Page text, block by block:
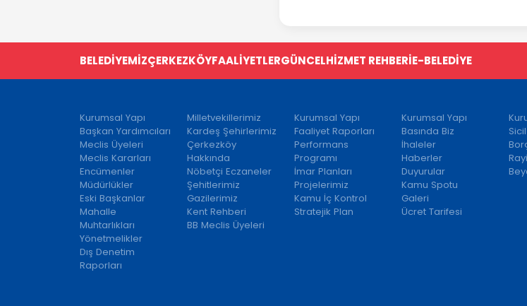
BELEDİYEMİZÇERKEZKÖYFAALİYETLERGÜNCELHİZMET REHBERİE-BELEDİYE
Kurumsal Yapı
Başkan Yardımcıları
Meclis Üyeleri
Meclis Kararları
Encümenler
Müdürlükler
Eski Başkanlar
Mahalle
Muhtarlıkları
Yönetmelikler
Dış Denetim
Raporları
Milletvekillerimiz
Kardeş Şehirlerimiz
Çerkezköy
Hakkında
Nöbetçi Eczaneler
Şehitlerimiz
Gazilerimiz
Kent Rehberi
BB Meclis Üyeleri
Kurumsal Yapı
Faaliyet Raporları
Performans
Programı
İmar Planları
Projelerimiz
Kamu İç Kontrol
Stratejik Plan
Kurumsal Yapı
Basında Biz
İhaleler
Haberler
Duyurular
Kamu Spotu
Galeri
Ücret Tarifesi